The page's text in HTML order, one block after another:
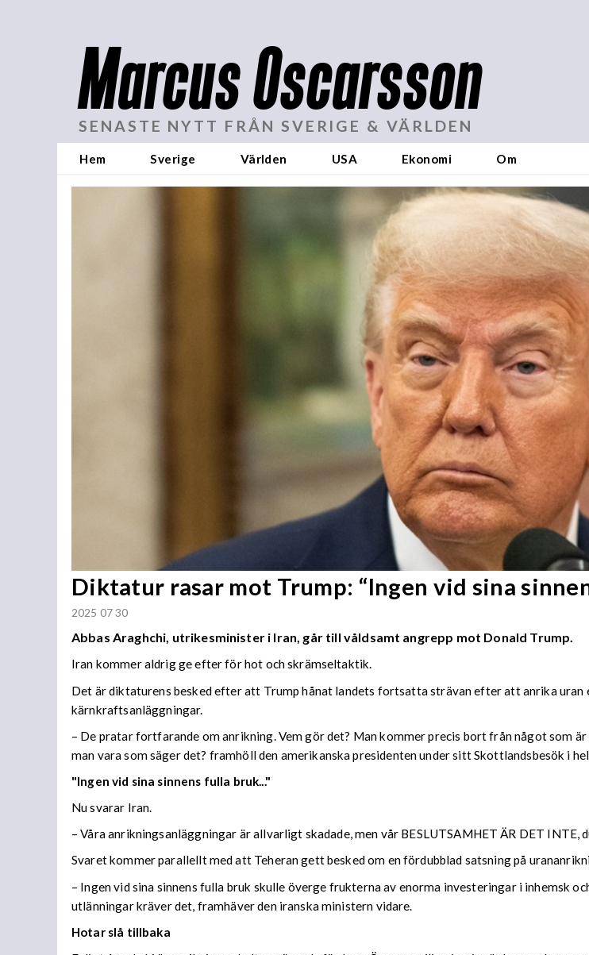
Marcus Oscarsson
SENASTE NYTT FRÅN SVERIGE & VÄRLDEN
Hem Sverige Världen USA Ekonomi Om
Diktatur rasar mot Trump: “Ingen vid sina
2025 07 30
Abbas Araghchi, utrikesminister i Iran, går till våldsamt angrepp mot Donald Trump.
Iran kommer aldrig ge efter för hot och skrämseltaktik.
Det är diktaturens besked efter att Trump hånat landets fortsatta strävan efter att anrika
kärnkraftsanläggningar.
– De pratar fortfarande om anrikning. Vem gör det? Man kommer precis bort från något som
man vara som säger det? framhöll den amerikanska presidenten under sitt Skottlandsbesök i
"Ingen vid sina sinnens fulla bruk..."
Nu svarar Iran.
– Våra anrikningsanläggningar är allvarligt skadade, men vår BESLUTSAMHET ÄR DET INTE,
Svaret kommer parallellt med att Teheran gett besked om en fördubblad satsning på
– Ingen vid sina sinnens fulla bruk skulle överge frukterna av enorma investeringar i inhemsk
utlänningar kräver det, framhäver den iranska ministern vidare.
Hotar slå tillbaka